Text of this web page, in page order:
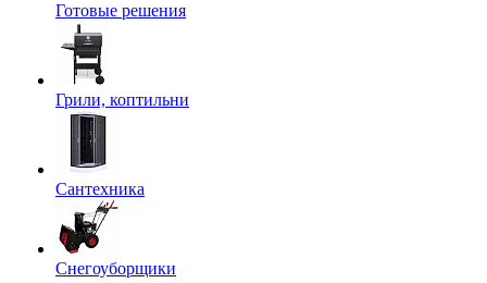
Готовые решения
Грили, коптильни
Сантехника
Снегоуборщики